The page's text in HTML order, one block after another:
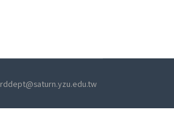
rddept@saturn.yzu.edu.tw